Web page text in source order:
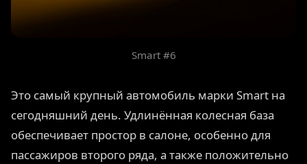
Smart #6
Это самый крупный автомобиль марки Smart на
сегодняшний день. Удлинённая колесная база
обеспечивает простор в салоне, особенно для
пассажиров второго ряда, а также положительно